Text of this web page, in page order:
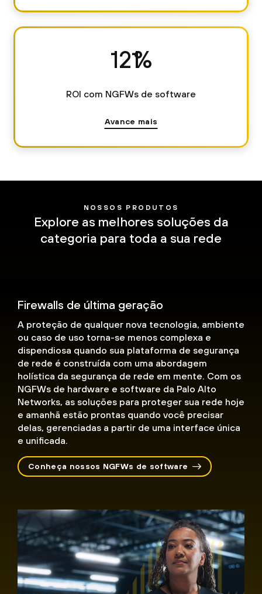
160
%
ROI com NGFWs de software
Avance mais
NOSSOS PRODUTOS
Explore as melhores soluções da
categoria para toda a sua rede
Firewalls de última geração
A proteção de qualquer nova tecnologia, ambiente
ou caso de uso torna-se menos complexa e
dispendiosa quando sua plataforma de segurança
de rede é construída com uma abordagem
holística da segurança de rede em mente. Com os
NGFWs de hardware e software da Palo Alto
Networks, as soluções para proteger sua rede hoje
e amanhã estão prontas quando você precisar
delas, gerenciadas a partir de uma interface única
e unificada.
Conheça nossos NGFWs de software